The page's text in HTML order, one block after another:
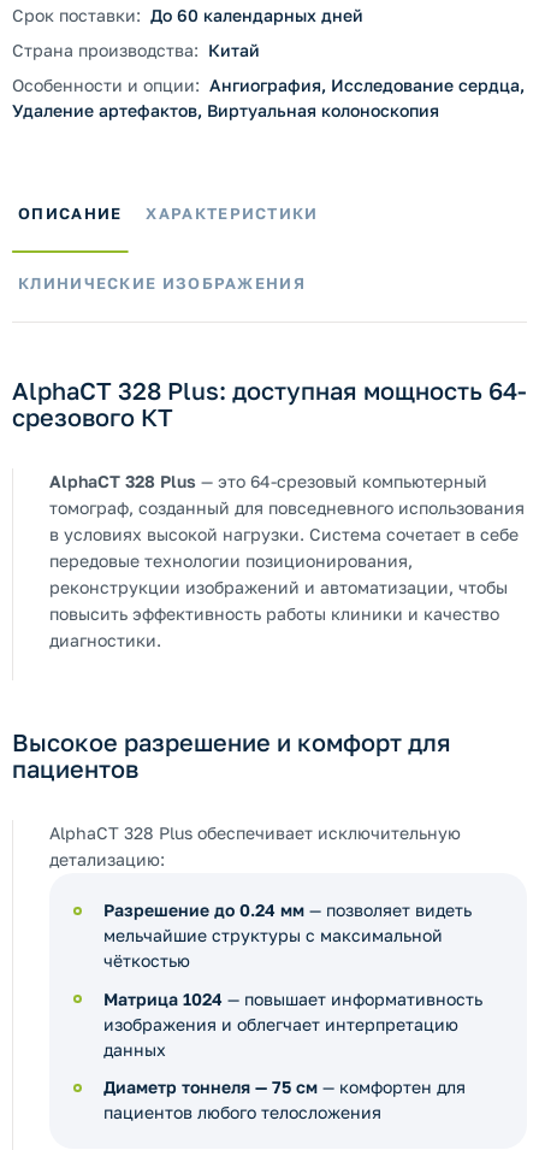
Срок поставки: До 60 календарных дней
Страна производства: Китай
Особенности и опции: Ангиография, Исследование сердца,
Удаление артефактов, Виртуальная колоноскопия
ОПИСАНИЕ ХАРАКТЕРИСТИКИ
КЛИНИЧЕСКИЕ ИЗОБРАЖЕНИЯ
AlphaCT 328 Plus: доступная мощность 64-
срезового КТ
AlphaCT 328 Plus — это 64-срезовый компьютерный
томограф, созданный для повседневного использования
в условиях высокой нагрузки. Система сочетает в себе
передовые технологии позиционирования,
реконструкции изображений и автоматизации, чтобы
повысить эффективность работы клиники и качество
диагностики.
Высокое разрешение и комфорт для
пациентов
AlphaCT 328 Plus обеспечивает исключительную
детализацию:
Разрешение до 0.24 мм — позволяет видеть
мельчайшие структуры с максимальной
чёткостью
Матрица 1024 — повышает информативность
изображения и облегчает интерпретацию
данных
Диаметр тоннеля — 75 см — комфортен для
пациентов любого телосложения